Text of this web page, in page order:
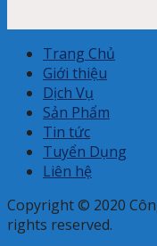
Trang Chủ
Giới thiệu
Dịch Vụ
Sản Phẩm
Tin tức
Tuyển Dụng
Liên hệ
Copyright © 2020
rights reserved.